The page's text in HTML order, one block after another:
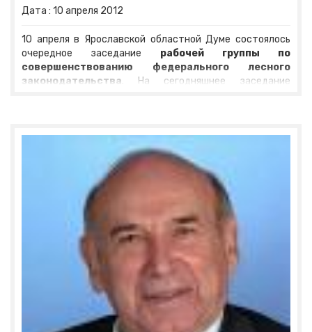
Дата : 10 апреля 2012
10 апреля в Ярославской областной Думе состоялось
очередное заседание рабочей группы по
совершенствованию федерального лесного
законодательства . На сегодняшнее заседание
законодательства было много. Во-первых, депутаты
поинтересовались, разрешает ли действующая
редакция Лесного кодекса поручать лесничествам
исполнять полномочия по управлению и распоряжению
лесами. Дело в том, что управление лесами – право
федеральных властей, но эти полномочия центр
делегировал регионам.